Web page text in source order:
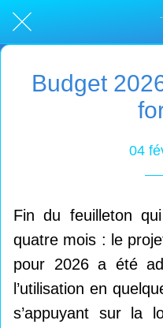
Budget
04
Fin du feuilleton
quatre mois : le
pour 2026 a été
l’utilisation en
s’appuyant sur la